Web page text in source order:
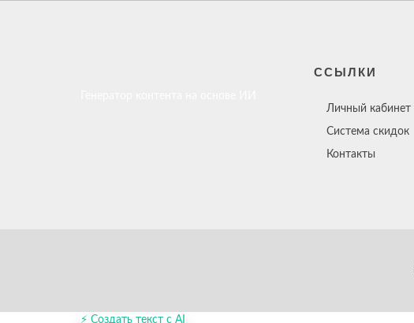
ССЫЛКИ
Личный кабинет
Система скидок
Контакты
⚡ Создать текст с AI